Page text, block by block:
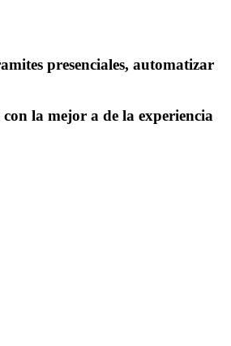
presenciales, automatizar
la mejor a de la experiencia